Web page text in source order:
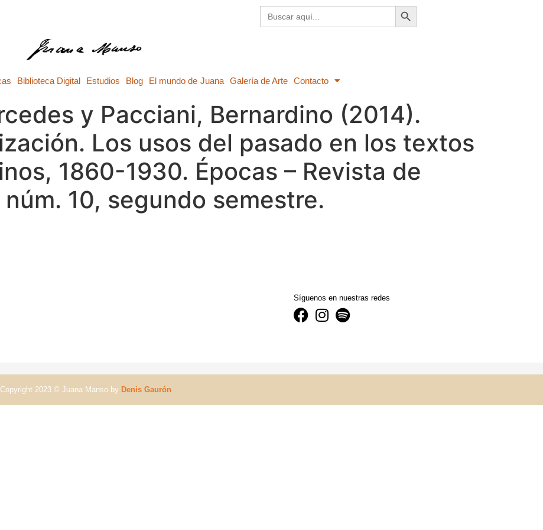
Buscar: Botón de búsqueda
Biblioteca Digital Estudios Blog El mundo de Juana Galería de Arte Contacto
y Pacciani, Bernardino (2014).
Los usos del pasado en los textos
1860-1930. Épocas – Revista de
10, segundo semestre.
Síguenos en nuestras redes
Copyright 2023 © Juana Manso by Denis Gaurón